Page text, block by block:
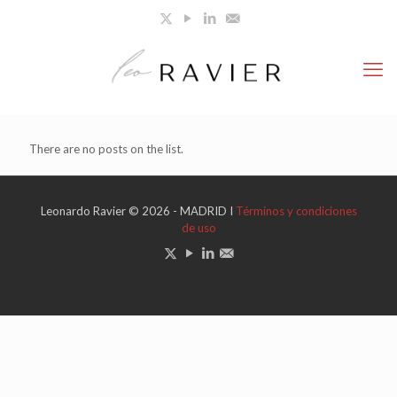
There are no posts on the list.
Leonardo Ravier © 2026 - MADRID I Términos y condiciones
de uso